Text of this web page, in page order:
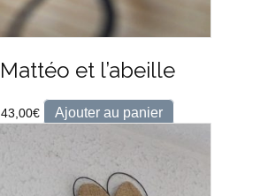
Mattéo et l’abeille
43,00€ Ajouter au panier